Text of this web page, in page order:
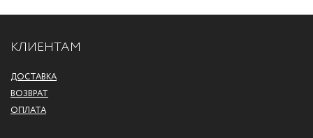
КЛИЕНТАМ
ДОСТАВКА
ВОЗВРАТ
ОПЛАТА